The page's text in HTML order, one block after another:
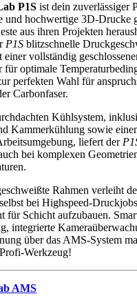
P1S ist dein zuverlässiger
und hochwertige 3D-Drucke
aus ihren Projekten
P1S blitzschnelle
einer vollständig
für optimale
perfekten Wahl für
Carbonfaser.
Kühlsystem,
Kammerkühlung sowie
liefert der
bei komplexen
Rahmen verleiht
bei Highspeed-
für Schicht aufzubauen.
integrierte
über das AMS-System
Werkzeug!
AMS